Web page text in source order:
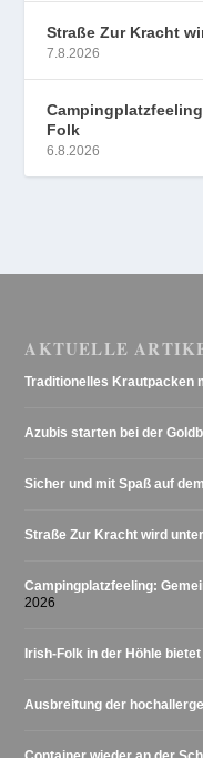
Straße Zur Kracht
7.8.2026
Folk
6.8.2026
AKTUELLE
Traditionelles Krautpacken
Azubis starten bei der
Sicher und mit Spaß auf
Straße Zur Kracht wird
Campingplatzfeeling:
2026
Irish-Folk in der Höhle
Ausbreitung der